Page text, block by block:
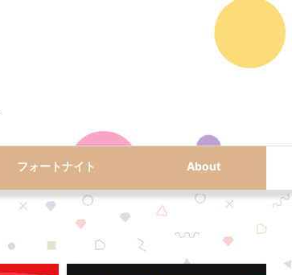
フォートナイト About